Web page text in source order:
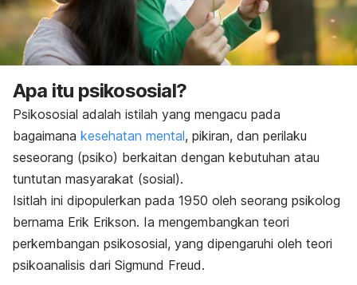
Apa itu psikososial?
Psikososial adalah istilah yang mengacu pada
bagaimana kesehatan mental, pikiran, dan perilaku
seseorang (psiko) berkaitan dengan kebutuhan atau
tuntutan masyarakat (sosial).
Isitlah ini dipopulerkan pada 1950 oleh seorang psikolog
bernama Erik Erikson. Ia mengembangkan teori
perkembangan psikososial, yang dipengaruhi oleh teori
psikoanalisis dari Sigmund Freud.